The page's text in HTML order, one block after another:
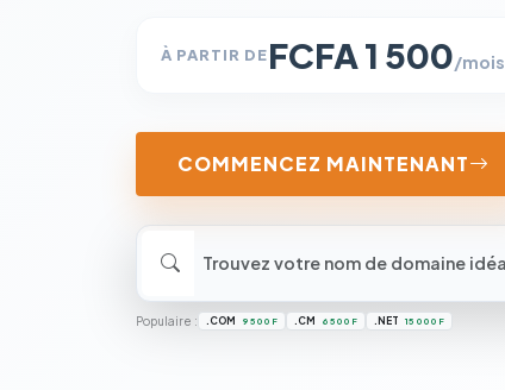
À PARTIR DEFCFA 1 500/mois
COMMENCEZ MAINTENANT
Populaire : .COM 9 500 F .CM 6 500 F .NET 15 000 F